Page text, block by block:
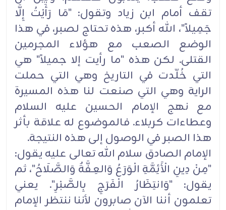
تقف أمام ابن زياد وتقول: "مَا رَأَيْتُ إِلَّا
جَمِيلاً"، الله أكبر، هذه تحتاج لصبر، في هذا
الوضع الصعب مع هؤلاء المجرمين
القتلى. لكن هذه "ما رأيت إلا جميلاً" هي
التي خُلّدت في التاريخ وهي التي حملت
الراية وهي التي صنعت لنا هذه المسيرة
مع نهج الإمام الحسين عليه السلام
وعطاءات كربلاء. فالموضوع له علاقة بأثر
هذا الصبر في الوصول إلى هذه النتيجة.
الإمام الصادق سلام الله تعالى عليه يقول:
"مِنْ دِينِ الْأَئِمَّةِ الْوَرَعُ وَالعِفَّةٌ وَالصَّلَاحُ"، ثم
يقول: "وَانتِظَارُ الْفَرَجِ بِالصَّبْرِ". يعني
تعلمون أننا الآن صابرون لأننا ننتظر الإمام